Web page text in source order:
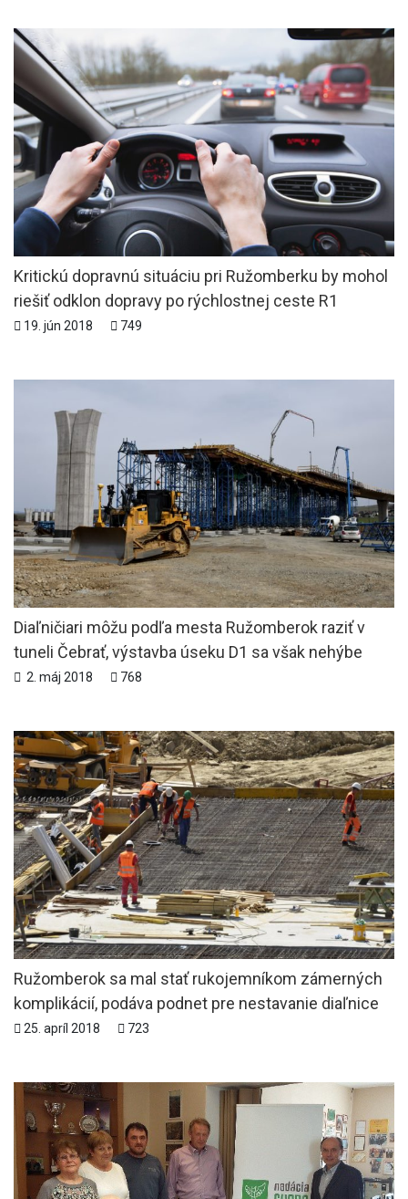
Kritickú dopravnú situáciu pri Ružomberku by mohol
riešiť odklon dopravy po rýchlostnej ceste R1
19. jún 2018 749
Diaľničiari môžu podľa mesta Ružomberok raziť v
tuneli Čebrať, výstavba úseku D1 sa však nehýbe
2. máj 2018 768
Ružomberok sa mal stať rukojemníkom zámerných
komplikácií, podáva podnet pre nestavanie diaľnice
25. apríl 2018 723